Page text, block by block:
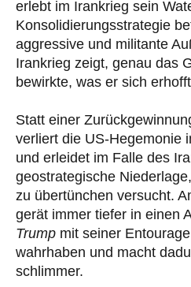
erlebt im Irankrieg sein
Konsolidierungsstrategie
aggressive und militante
Irankrieg zeigt, genau das
bewirkte, was er sich
Statt einer
verliert die US-Hegemonie
und erleidet im Falle des
geostrategische
zu übertünchen versucht.
gerät immer tiefer in einen
Trump mit seiner
wahrhaben und macht
schlimmer.